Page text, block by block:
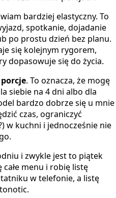
bardziej elastyczny. To
spotkanie, dojadanie
po prostu dzień bez planu.
się kolejnym rygorem,
dopasowuje się do życia.
. To oznacza, że mogę
siebie na 4 dni albo dla
bardzo dobrze się u mnie
czas, ograniczyć
w kuchni i jednocześnie nie
i zwykle jest to piątek
menu i robię listę
w telefonie, a listę